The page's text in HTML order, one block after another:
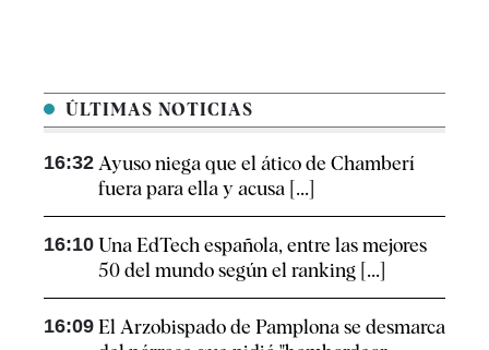
ÚLTIMAS NOTICIAS
16:32 Ayuso niega que el ático de Chamberí
fuera para ella y acusa [...]
16:10 Una EdTech española, entre las mejores
50 del mundo según el ranking [...]
16:09 El Arzobispado de Pamplona se desmarca